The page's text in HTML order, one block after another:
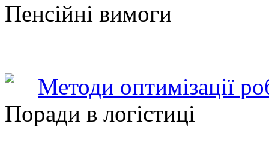
Пенсійні вимоги
Методи оптимізації
Поради в логістиці